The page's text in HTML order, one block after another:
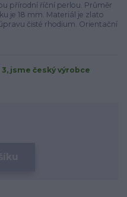
přírodní říční perlou. Průměr
je 18 mm. Materiál je zlato
čisté rhodium. Orientační
jsme český výrobce